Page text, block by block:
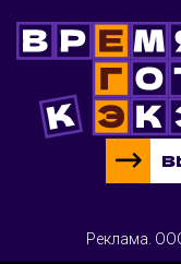
Реклама.